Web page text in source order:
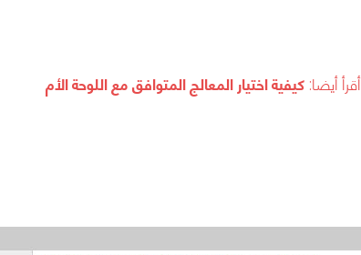
أقرأ أيضا:كيفية اختيار المعالج المتوافق مع اللوحة الأم